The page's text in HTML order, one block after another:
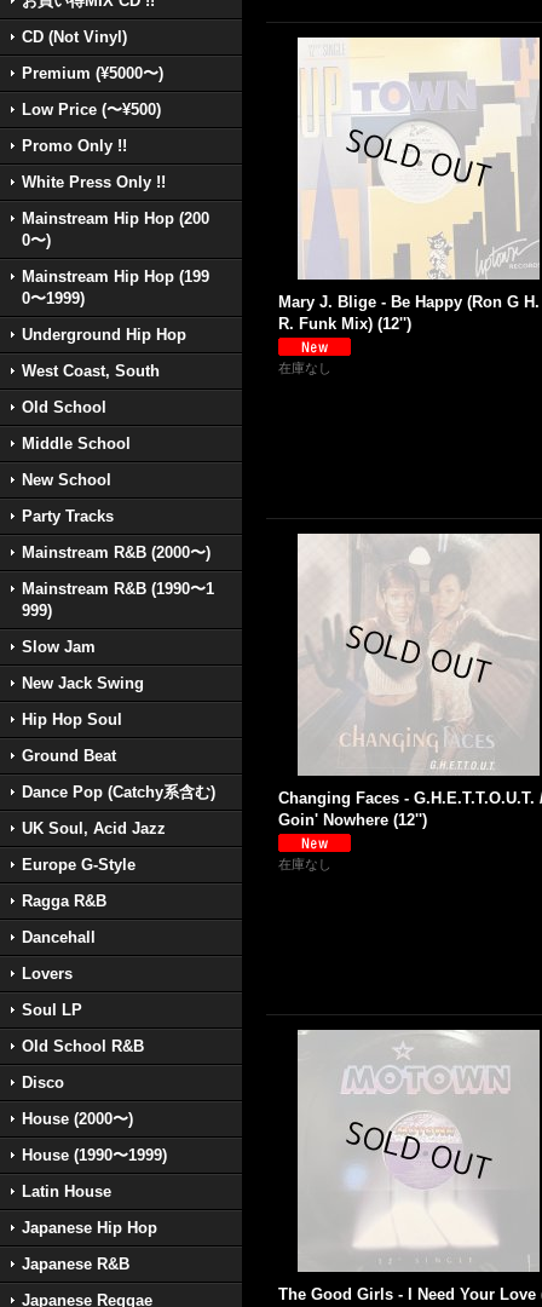
CD (Not Vinyl)
Premium (¥5000〜)
Low Price (〜¥500)
Promo Only !!
White Press Only !!
Mainstream Hip Hop (200
0〜)
Mainstream Hip Hop (199
0〜1999)
Underground Hip Hop
West Coast, South
Old School
Middle School
New School
Party Tracks
Mainstream R&B (2000〜)
Mainstream R&B (1990〜1
999)
Slow Jam
New Jack Swing
Hip Hop Soul
Ground Beat
Dance Pop (Catchy系含む)
UK Soul, Acid Jazz
Europe G-Style
Ragga R&B
Dancehall
Lovers
Soul LP
Old School R&B
Disco
House (2000〜)
House (1990〜1999)
Latin House
Japanese Hip Hop
Japanese R&B
Japanese Reggae
Mary J. Blige - Be Happy (Ron G
R. Funk Mix) (12'')
在庫なし
Changing Faces - G.H.E.T.T.O.U.T.
Goin' Nowhere (12'')
在庫なし
The Good Girls - I Need Your Love